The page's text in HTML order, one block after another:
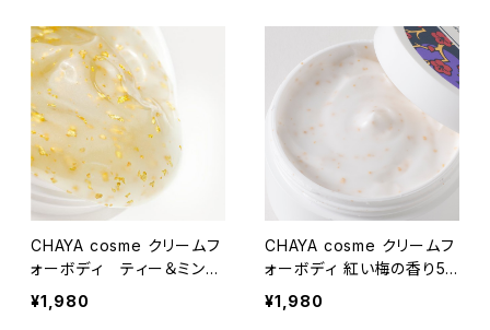
CHAYA cosme クリームフ
ォーボディ ティー＆ミント
（ボディジェル）
¥1,980
CHAYA cosme クリームフ
ォーボディ 紅い梅の香り50
g（ボディクリーム）
¥1,980